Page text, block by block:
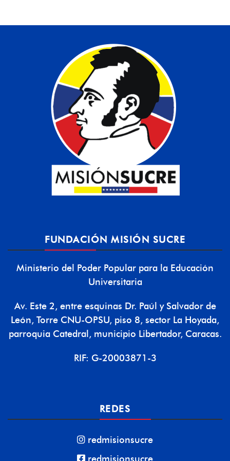
FUNDACIÓN MISIÓN SUCRE
Ministerio del Poder Popular para la Educación
Universitaria
Av. Este 2, entre esquinas Dr. Paúl y Salvador de
León, Torre CNU-OPSU, piso 8, sector La Hoyada,
parroquia Catedral, municipio Libertador, Caracas.
RIF: G-20003871-3
REDES
redmisionsucre
redmisionsucre